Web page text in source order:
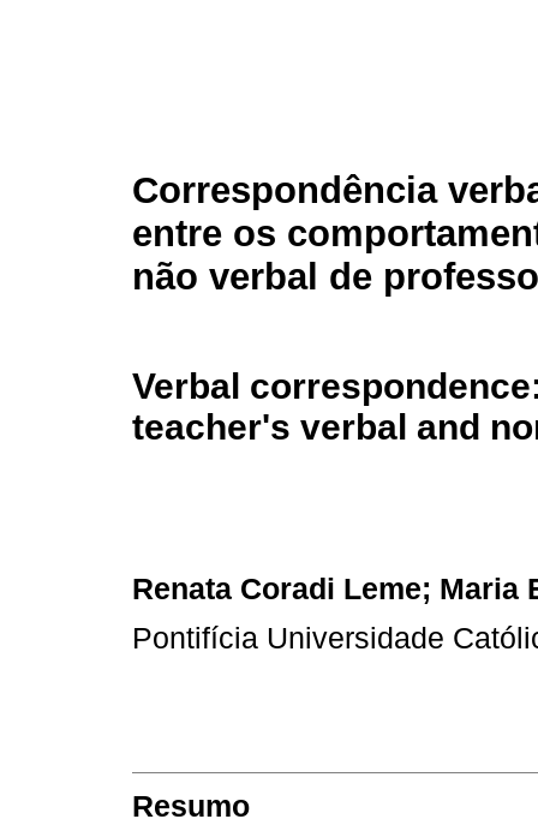
Correspondência
entre os
não verbal de
Verbal
teacher's verbal and
Renata Coradi Leme; Maria
Pontifícia Universidade
Resumo